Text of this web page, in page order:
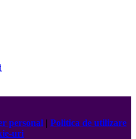
personal | Politica de utilizare
uri